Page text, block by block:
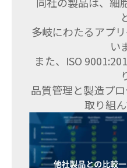
多岐にわたるアプ
い
また、ISO
品質管理と製造プ
取り組ん